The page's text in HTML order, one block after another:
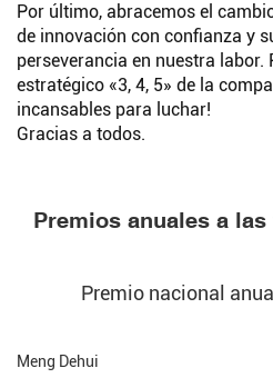
Por último, abracemos el
de innovación con confianza y
perseverancia en nuestra labor.
estratégico «3, 4, 5» de la
incansables para luchar!
Gracias a todos.
Premios anuales a
Premio nacional
Meng Dehui